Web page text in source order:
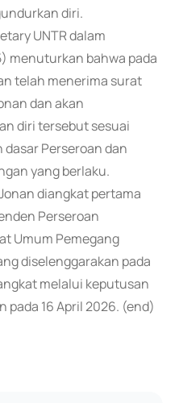
diri.
UNTR dalam
menuturkan bahwa pada
telah menerima surat
dan akan
diri tersebut sesuai
Perseroan dan
yang berlaku.
diangkat pertama
Perseroan
Umum Pemegang
diselenggarakan pada
melalui keputusan
pada 16 April 2026. (end)